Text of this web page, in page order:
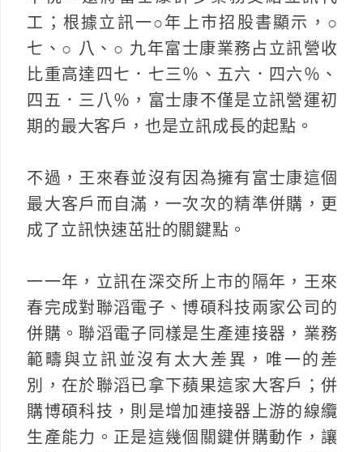
工；根據立訊一○年上市招股書顯示，○
七、○ 八、○ 九年富士康業務占立訊營收
比重高達四七．七三％、五六．四六％、
四五．三八％，富士康不僅是立訊營運初
期的最大客戶，也是立訊成長的起點。
不過，王來春並沒有因為擁有富士康這個
最大客戶而自滿，一次次的精準併購，更
成了立訊快速茁壯的關鍵點。
一一年，立訊在深交所上市的隔年，王來
春完成對聯滔電子、博碩科技兩家公司的
併購。聯滔電子同樣是生產連接器，業務
範疇與立訊並沒有太大差異，唯一的差
別，在於聯滔已拿下蘋果這家大客戶；併
購博碩科技，則是增加連接器上游的線纜
生產能力。正是這幾個關鍵併購動作，讓